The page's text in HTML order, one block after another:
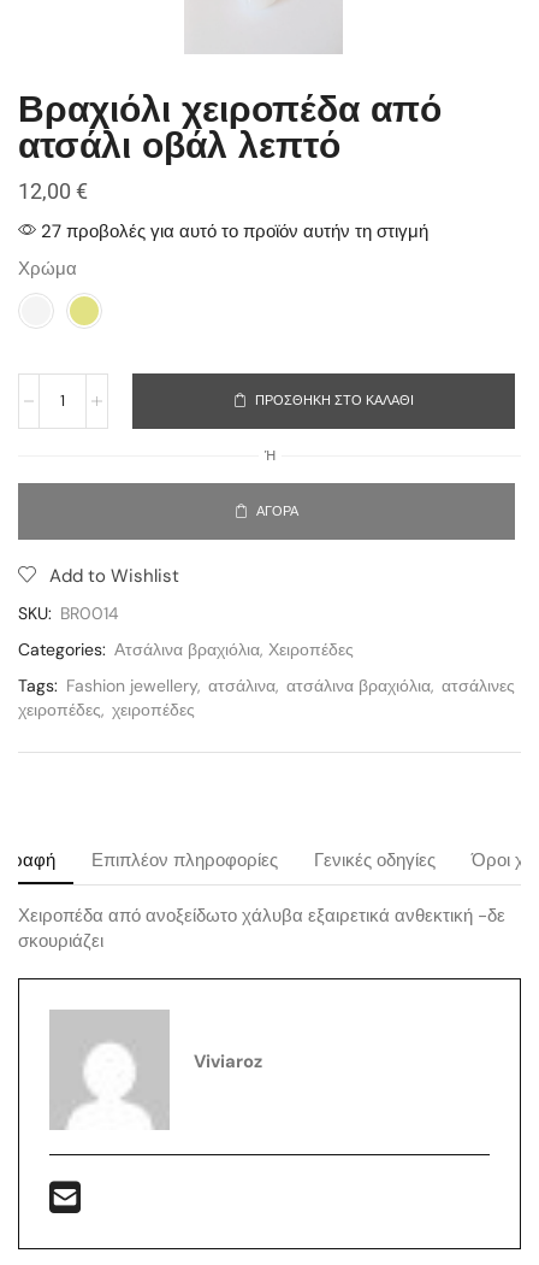
Βραχιόλι χειροπέδα από
ατσάλι οβάλ λεπτό
12,00 €
27 προβολές για αυτό το προϊόν αυτήν τη στιγμή
Χρώμα
ΠΡΟΣΘΉΚΗ ΣΤΟ ΚΑΛΆΘΙ
Ή
ΑΓΟΡΆ
Add to Wishlist
SKU: BR0014
Categories: Ατσάλινα βραχιόλια, Χειροπέδες
Tags: Fashion jewellery, ατσάλινα, ατσάλινα βραχιόλια, ατσάλινες
χειροπέδες, χειροπέδες
Επιπλέον πληροφορίες Γενικές οδηγίες Όροι
Χειροπέδα από ανοξείδωτο χάλυβα εξαιρετικά ανθεκτική -δε
σκουριάζει
Viviaroz